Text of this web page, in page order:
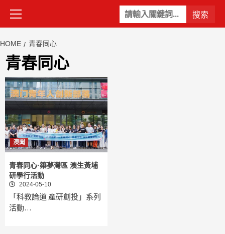
關
鍵
Primary
Menu
HOME 青春同心
青春同心
澳聞
青春同心·築夢灣區 澳生黃埔
研學行活動
2024-05-10
「科教論道 產研創投」系列
活動…